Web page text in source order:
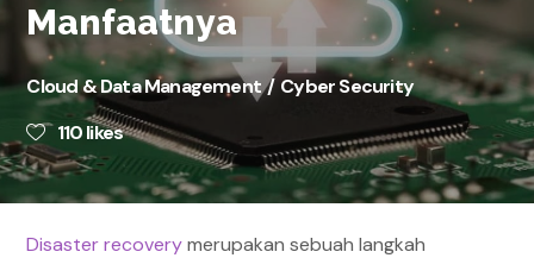
Manfaatnya
Cloud & Data Management
Cyber Security
110likes
Disaster recoverymerupakan sebuah langkah